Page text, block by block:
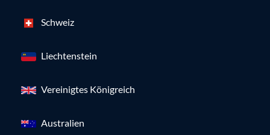
Schweiz
Liechtenstein
Vereinigtes Königreich
Australien